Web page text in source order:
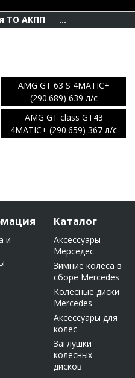
ТО АКПП ...
AMG GT 63 S 4MATIC+
(290.689) 639 л/с
AMG GT class GT43
4MATIC+ (290.659) 367 л/с
и
Каталог
Аксессуары
Мерседес
Зимние колеса в
сборе Mercedes
Колесные диски
Mercedes
Аксессуары для
колес
Заглушки
колесных
дисков